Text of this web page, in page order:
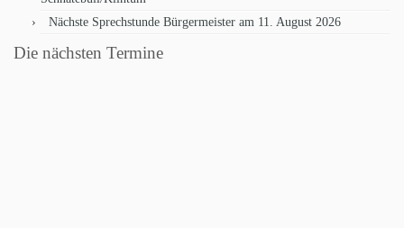
Nächste Sprechstunde Bürgermeister am 11. August 2026
Die nächsten Termine